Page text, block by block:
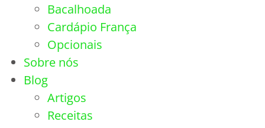
Bacalhoada
Cardápio França
Opcionais
Sobre nós
Blog
Artigos
Receitas